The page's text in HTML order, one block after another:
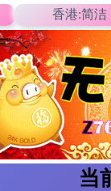
香港:简洁
当